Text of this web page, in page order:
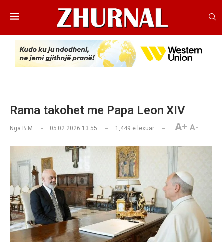
Rama takohet me Papa Leon XIV
Nga B.M 05.02.2026 13:55 1,449 e lexuar A+ A-